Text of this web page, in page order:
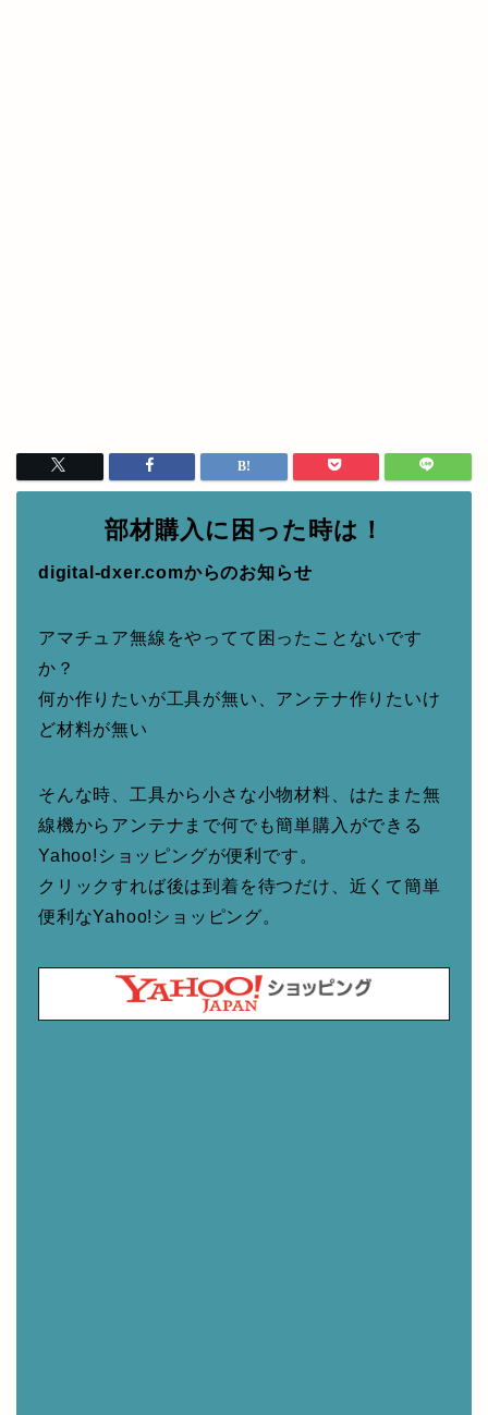
部材購入に困った時は！
digital-dxer.comからのお知らせ
アマチュア無線をやってて困ったことないです
か？
何か作りたいが工具が無い、アンテナ作りたいけ
ど材料が無い
そんな時、工具から小さな小物材料、はたまた無
線機からアンテナまで何でも簡単購入ができる
Yahoo!ショッピングが便利です。
クリックすれば後は到着を待つだけ、近くて簡単
便利なYahoo!ショッピング。